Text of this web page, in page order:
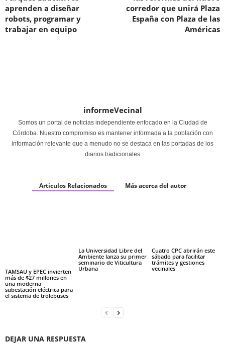
aprenden a diseñar
robots, programar y
trabajar en equipo
corredor que unirá Plaza
España con Plaza de las
Américas
informeVecinal
Somos un portal de noticias independiente enfocado en la Ciudad de
Córdoba. Nuestro compromiso es mantener informada a la población con
información relevante que a menudo no se destaca en las portadas de los
diarios tradicionales
Articulos Relacionados Más acerca del autor
TAMSAU y EPEC invierten
más de $27 millones en
una moderna
subestación eléctrica para
el sistema de trolebuses
La Universidad Libre del
Ambiente lanza su primer
seminario de Viticultura
Urbana
Cuatro CPC abrirán este
sábado para facilitar
trámites y gestiones
vecinales
DEJAR UNA RESPUESTA